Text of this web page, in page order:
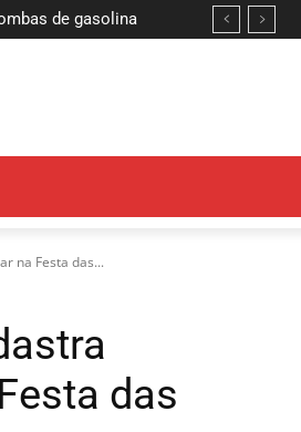
de gasolina
etapa João
na Festa das...
das